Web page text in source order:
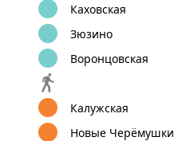
Каховская
Зюзино
Воронцовская
Калужская
Новые Черёмушки